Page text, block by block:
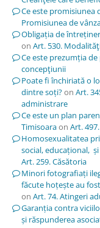
Ce este promisiunea
Promisiunea de
Obligația de
on Art. 530.
Ce este prezumția
concepţiunii
Poate fi închiriată o
dintre soți?on Art.
administrare
Ce este un plan
Timisoaraon Art.
Homosexualitatea
social, educațional, și
Art. 259. Căsătoria
Minori fotografiați
făcute hoțește au
on Art. 74. Atingeri
Garanția contra
și răspunderea